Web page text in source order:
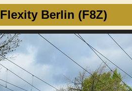
Flexity Berlin (F8Z)